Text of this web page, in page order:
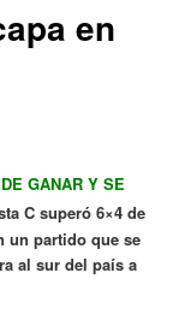
en
GANAR Y SE
C superó 6×4 de
un partido que se
al sur del país a